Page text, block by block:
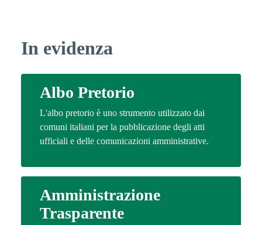
In evidenza
Albo Pretorio
L'albo pretorio è uno strumento utilizzato dai
comuni italiani per la pubblicazione degli atti
ufficiali e delle comunicazioni amministrative.
Amministrazione
Trasparente